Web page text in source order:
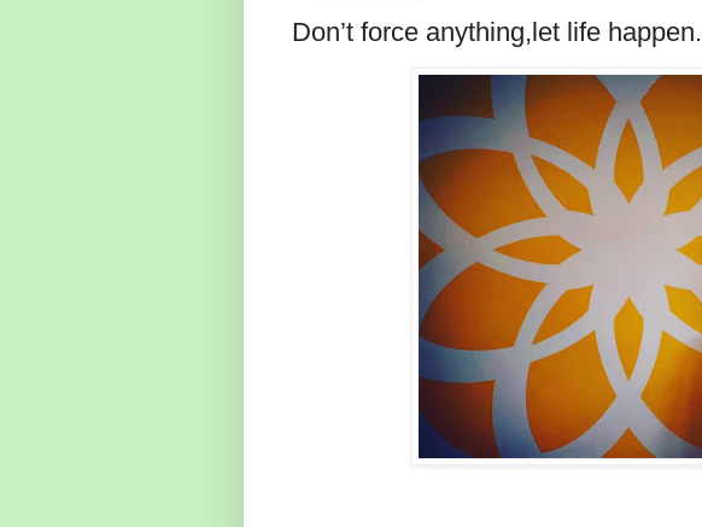
Don’t force anything,let life happen.